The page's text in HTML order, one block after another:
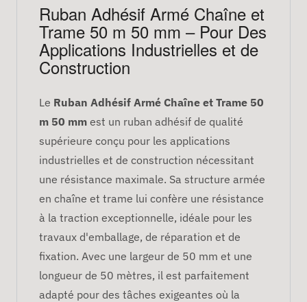
Ruban Adhésif Armé Chaîne et
Trame 50 m 50 mm – Pour Des
Applications Industrielles et de
Construction
Le Ruban Adhésif Armé Chaîne et Trame 50
m 50 mm est un ruban adhésif de qualité
supérieure conçu pour les applications
industrielles et de construction nécessitant
une résistance maximale. Sa structure armée
en chaîne et trame lui confère une résistance
à la traction exceptionnelle, idéale pour les
travaux d'emballage, de réparation et de
fixation. Avec une largeur de 50 mm et une
longueur de 50 mètres, il est parfaitement
adapté pour des tâches exigeantes où la